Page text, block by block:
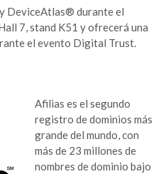
DeviceAtlas® durante el
7, stand K51 y ofrecerá una
el evento Digital Trust.
Afilias es el segundo
registro de dominios más
grande del mundo, con
más de 23 millones de
nombres de dominio bajo